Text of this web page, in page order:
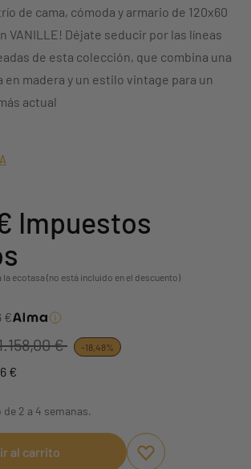
de cama, cómoda y armario de 120x60
VANILLE! Déjate seducir por las líneas
de esta colección, que combina una
en madera y un estilo vintage para un
actual
Impuestos
ecotasa (no está incluido en el descuento)
€
€ -18,48%
€
2 a 4 semanas.
al carrito
Aggiungi ai
borrar favoritos